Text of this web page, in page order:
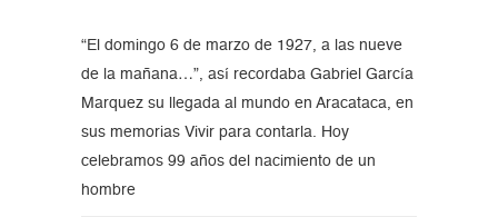
“El domingo 6 de marzo de 1927, a las nueve
de la mañana…”, así recordaba Gabriel García
Marquez su llegada al mundo en Aracataca, en
sus memorias Vivir para contarla. Hoy
celebramos 99 años del nacimiento de un
hombre